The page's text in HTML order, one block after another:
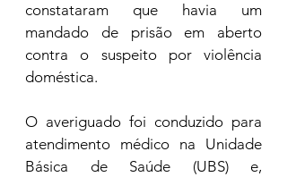
constataram que havia um
mandado de prisão em aberto
contra o suspeito por violência
doméstica.
O averiguado foi conduzido para
atendimento médico na Unidade
Básica de Saúde (UBS) e,